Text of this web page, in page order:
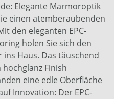
Elegante Marmoroptik
einen atemberaubenden
den eleganten EPC-
holen Sie sich den
Haus. Das täuschend
Finish
eine edle Oberfläche
Innovation: Der EPC-